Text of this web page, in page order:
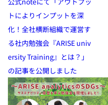
トによりインプットを深
化！全社横断組織で運営す
る社内勉強会『ARISE univ
ersity Training』とは？」
の記事を公開しました